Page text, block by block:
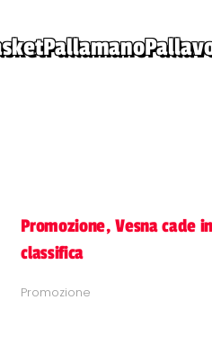
Pallamano
Promozione, Vesna cade
classifica
Promozione